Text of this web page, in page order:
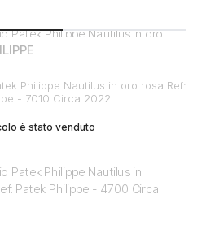
Philippe Nautilus in oro rosa Ref:
- 7010 Circa 2022
è stato venduto